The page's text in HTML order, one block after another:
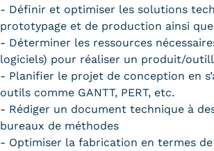
- Définir et optimiser les solutions
prototypage et de production ainsi
- Déterminer les ressources
logiciels) pour réaliser un produit/
- Planifier le projet de conception en
outils comme GANTT, PERT, etc.
- Rédiger un document technique à
bureaux de méthodes
- Optimiser la fabrication en termes